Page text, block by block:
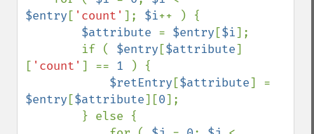
$entry [ 'count' ]; $i++ ) {
$attribute = $entry [$i];
        if (
$entry [$attribute]
[ 'count' ] == 1
) {
$retEntry [$attribute
$entry [$attribute][0];